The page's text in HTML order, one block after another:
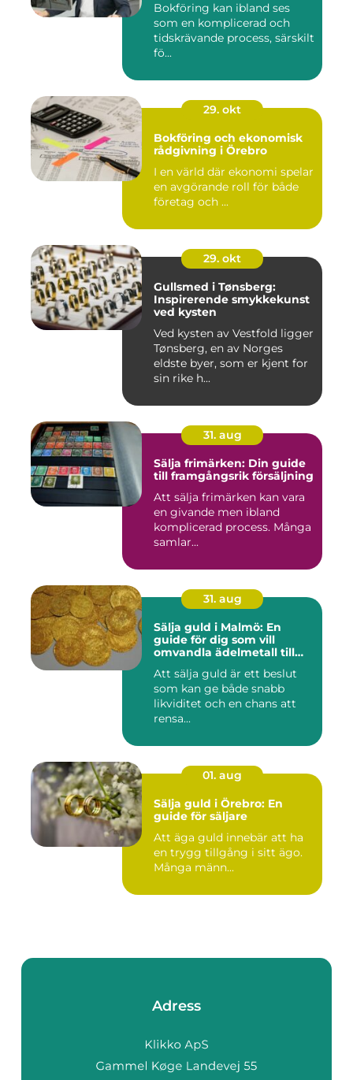
Bokföring kan ibland ses
som en komplicerad och
tidskrävande process, särskilt
fö...
29. okt
Bokföring och ekonomisk
rådgivning i Örebro
I en värld där ekonomi spelar
en avgörande roll för både
företag och ...
29. okt
Gullsmed i Tønsberg:
Inspirerende smykkekunst
ved kysten
Ved kysten av Vestfold ligger
Tønsberg, en av Norges
eldste byer, som er kjent for
sin rike h...
31. aug
Sälja frimärken: Din guide
till framgångsrik försäljning
Att sälja frimärken kan vara
en givande men ibland
komplicerad process. Många
samlar...
31. aug
Sälja guld i Malmö: En
guide för dig som vill
omvandla ädelmetall till
Att sälja guld är ett beslut
som kan ge både snabb
likviditet och en chans att
rensa...
01. aug
Sälja guld i Örebro: En
guide för säljare
Att äga guld innebär att ha
en trygg tillgång i sitt ägo.
Många männ...
Adress